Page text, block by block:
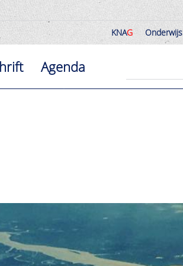
KNAG Onderwijs
Agenda